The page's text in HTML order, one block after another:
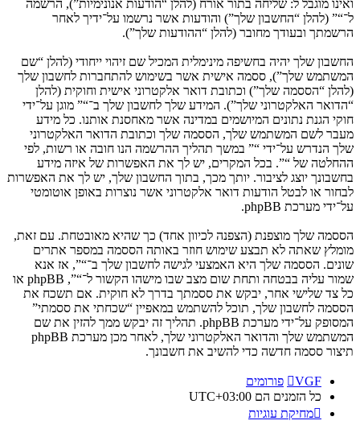
ואינו מוגבל ל: שליחה בתור אורח (להלן “הודעות אנונימיות”), הרשמה
ל־“” (להלן “החשבון שלך”) והודעות אשר נרשמו על־ידיך לאחר
הרשמתך ובעודך מחובר (להלן “ההודעות שלך”).
החשבון שלך יהיה בחשיפה מינימלית המכיל שם זיהוי ייחודי (להלן “שם
המשתמש שלך”), ססמה אישית אשר בשימוש להתחברות לחשבון שלך
(להלן “הססמה שלך”) וכתובת דואר אלקטרוני אישית וחוקית (להלן
“הדואר האלקטרוני שלך”). המידע שלך לחשבון שלך ב־“” מוגן על־ידי
חוקי הגנת נתונים המיושמים במדינה אשר מאחסנת אותנו. כל מידע
מעבר לשם המשתמש שלך, הססמה שלך וכתובת הדואר האלקטרוני
שלך הנדרש על־ידי “” במשך תהליך ההרשמה הנו חובה או רשות, לפי
ההחלטה של “”. בכל המקרים, יש לך את האפשרות של איזה מידע
בחשבונך יוצג לציבור. יותך מכך, בתוך החשבון שלך, יש לך את האפשרות
לבחור או לבטל הודעות דואר אלקטרוני אשר נוצרות באופן אוטומטי
על־ידי מערכת phpBB.
הססמה שלך מוצפנת (הצפנה לכיוון אחד) כך שהיא מאובטחת. עם זאת,
מומלץ שאתה לא תבצע שימוש חוזר באותה הססמה במספר אתרים
שונים. הססמה שלך היא האמצעי לגישה לחשבון שלך ב־“”, אז אנא
שמור עליה בבטחה ותחת שום מצב שבו מישהו הקשור ל־“”, phpBB או
כל צד שלישי אחר, יבקש את ססמתך בדרך לא חוקית. אם תשכח את
הססמה לחשבון שלך, תוכל להשתמש במאפיין “שכחתי את ססמתי”
המסופק על־ידי מערכת phpBB. תהליך זה יבקש ממך להזין את שם
המשתמש שלך והדואר האלקטרוני שלך, לאחר מכן מערכת phpBB
תיצור ססמה חדשה כדי להשיב את חשבונך.
VGF
פורומים
כל הזמנים הם UTC+03:00
מחיקת עוגיות